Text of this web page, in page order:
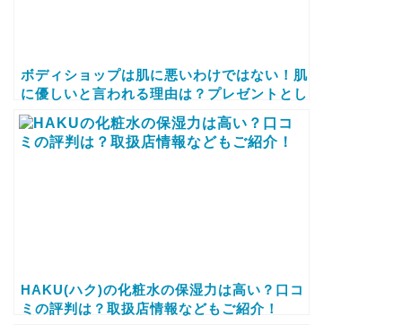
ボディショップは肌に悪いわけではない！肌
に優しいと言われる理由は？プレゼントとし
て嬉しくないケースや愛用者の年齢層も紹介
します​​
HAKU(ハク)の化粧水の保湿力は高い？口コ
ミの評判は？取扱店情報などもご紹介！